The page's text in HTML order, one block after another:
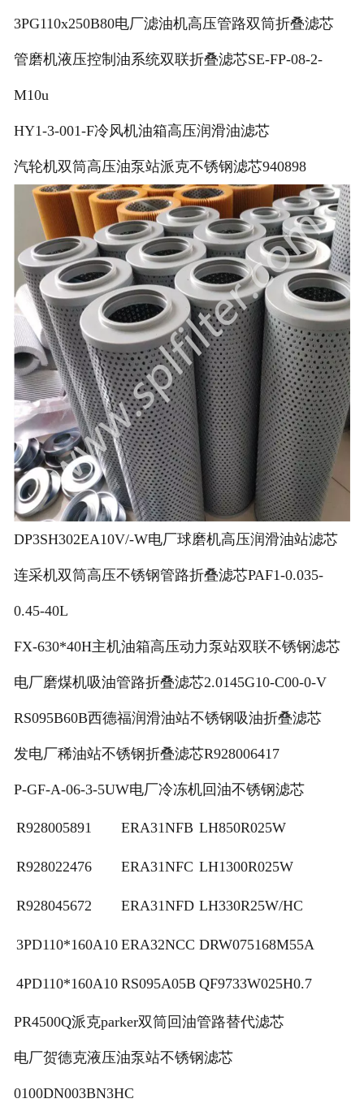
3PG110x250B80电厂滤油机高压管路双筒折叠滤芯
管磨机液压控制油系统双联折叠滤芯SE-FP-08-2-
M10u
HY1-3-001-F冷风机油箱高压润滑油滤芯
汽轮机双筒高压油泵站派克不锈钢滤芯940898
DP3SH302EA10V/-W电厂球磨机高压润滑油站滤芯
连采机双筒高压不锈钢管路折叠滤芯PAF1-0.035-
0.45-40L
FX-630*40H主机油箱高压动力泵站双联不锈钢滤芯
电厂磨煤机吸油管路折叠滤芯2.0145G10-C00-0-V
RS095B60B西德福润滑油站不锈钢吸油折叠滤芯
发电厂稀油站不锈钢折叠滤芯R928006417
P-GF-A-06-3-5UW电厂冷冻机回油不锈钢滤芯
R928005891 ERA31NFB LH850R025W
R928022476 ERA31NFC LH1300R025W
R928045672 ERA31NFD LH330R25W/HC
3PD110*160A10 ERA32NCC DRW075168M55A
4PD110*160A10 RS095A05B QF9733W025H0.7
PR4500Q派克parker双筒回油管路替代滤芯
电厂贺德克液压油泵站不锈钢滤芯
0100DN003BN3HC